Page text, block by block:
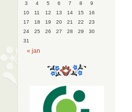
« jan
3
4 5 6 7 8
9
10
11 12 13 14 15
16
17
18 19 20 21 22
23
24
25 26 27 28 29
30
31